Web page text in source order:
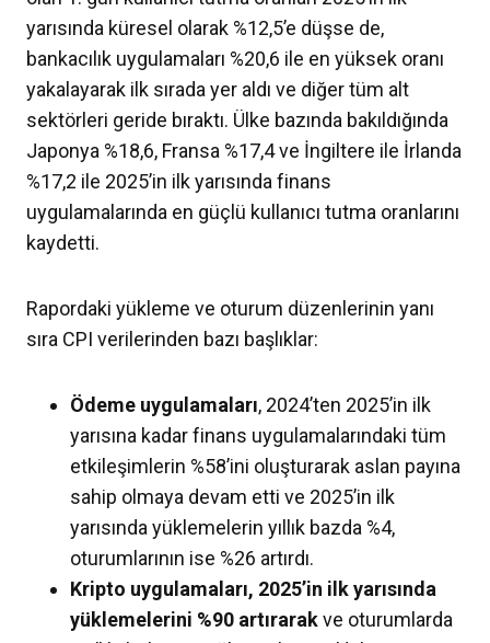
yarısında küresel olarak %12,5’e düşse de,
bankacılık uygulamaları %20,6 ile en yüksek oranı
yakalayarak ilk sırada yer aldı ve diğer tüm alt
sektörleri geride bıraktı. Ülke bazında bakıldığında
Japonya %18,6, Fransa %17,4 ve İngiltere ile İrlanda
%17,2 ile 2025’in ilk yarısında finans
uygulamalarında en güçlü kullanıcı tutma oranlarını
kaydetti.
Rapordaki yükleme ve oturum düzenlerinin yanı
sıra CPI verilerinden bazı başlıklar:
Ödeme uygulamaları, 2024’ten 2025’in ilk
yarısına kadar finans uygulamalarındaki tüm
etkileşimlerin %58’ini oluşturarak aslan payına
sahip olmaya devam etti ve 2025’in ilk
yarısında yüklemelerin yıllık bazda %4,
oturumlarının ise %26 artırdı.
Kripto uygulamaları, 2025’in ilk yarısında
yüklemelerini %90 artırarakve oturumlarda